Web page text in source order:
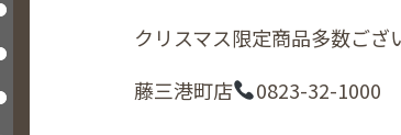
クリスマス限定商品多数ご
藤三港町店
0823-32-1000